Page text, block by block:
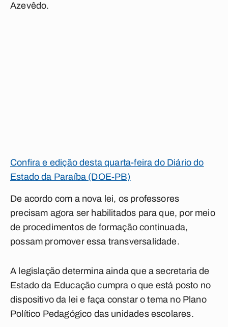
Azevêdo.
Confira e edição desta quarta-feira do Diário do
Estado da Paraíba (DOE-PB)
De acordo com a nova lei, os professores
precisam agora ser habilitados para que, por meio
de procedimentos de formação continuada,
possam promover essa transversalidade.
A legislação determina ainda que a secretaria de
Estado da Educação cumpra o que está posto no
dispositivo da lei e faça constar o tema no Plano
Político Pedagógico das unidades escolares.